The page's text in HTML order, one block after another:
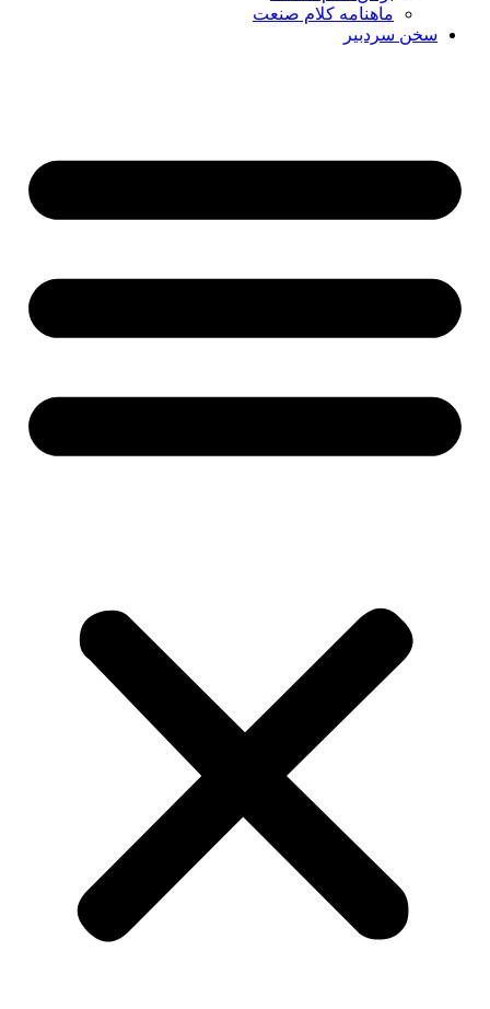
ماهنامه کلام صنعت
سخن سردبیر